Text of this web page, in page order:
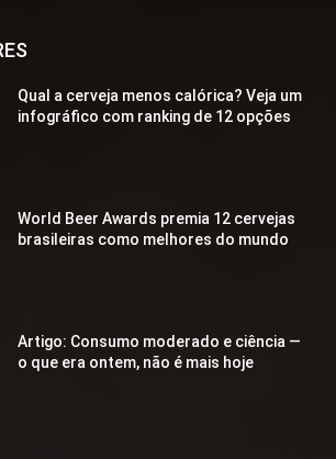
Qual a cerveja menos calórica? Veja um
infográfico com ranking de 12 opções
World Beer Awards premia 12 cervejas
brasileiras como melhores do mundo
Artigo: Consumo moderado e ciência —
o que era ontem, não é mais hoje